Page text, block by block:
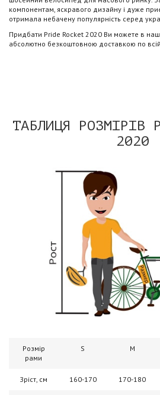
компонентам, яскравого дизайну і дуже
отримала небачену популярність серед
Придбати Pride Rocket 2020 Ви можете в
абсолютно безкоштовною доставкою по всій
ТАБЛИЦЯ РОЗМІРІВ
2020
Розмір
рами
S M
Зріст, см 160-170 170-180